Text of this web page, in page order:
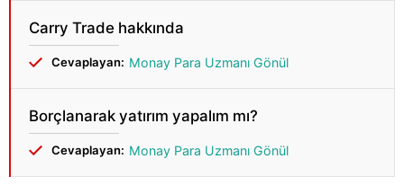
Carry Trade hakkında
Cevaplayan: Monay Para Uzmanı Gönül
Borçlanarak yatırım yapalım mı?
Cevaplayan: Monay Para Uzmanı Gönül